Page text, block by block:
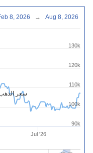
سعر الذهب
Jul '26
90k
100k
110k
120k
130k
Feb 8, 2026 → Aug 8, 2026